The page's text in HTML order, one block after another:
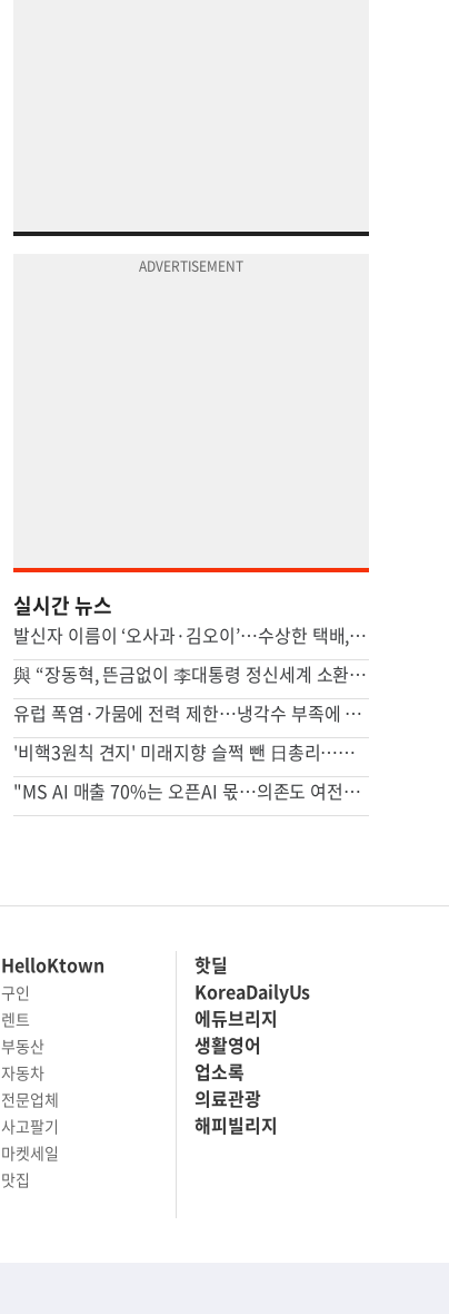
실시간 뉴스
발신자 이름이 ‘오사과·김오이’…수상한 택배, 알고보니
與 “장동혁, 뜬금없이 李대통령 정신세계 소환…역대급 망언”
유럽 폭염·가뭄에 전력 제한…냉각수 부족에 원전도 차질
'비핵3원칙 견지' 미래지향 슬쩍 뺀 日총리…수정야욕 스멀스멀
"MS AI 매출 70%는 오픈AI 몫…의존도 여전히 높아"
HelloKtown
구인
렌트
부동산
자동차
전문업체
사고팔기
마켓세일
맛집
핫딜
KoreaDailyUs
에듀브리지
생활영어
업소록
의료관광
해피빌리지